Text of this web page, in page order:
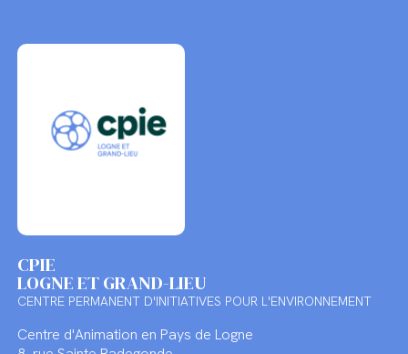
CPIE
LOGNE ET GRAND-LIEU
CENTRE PERMANENT D'INITIATIVES POUR L'ENVIRONNEMENT
Centre d'Animation en Pays de Logne